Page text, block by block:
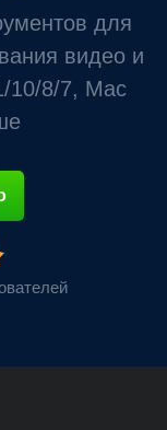
для
видео и
10/8/7, Mac